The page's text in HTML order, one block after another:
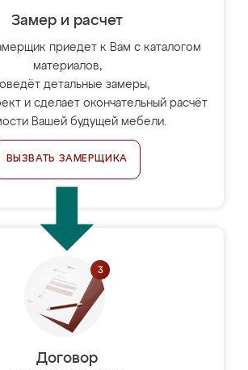
Замер и расчет
приедет к Вам с каталогом
материалов,
детальные замеры,
и сделает окончательный расчёт
Вашей будущей мебели.
ВЫЗВАТЬ ЗАМЕРЩИКА
Договор